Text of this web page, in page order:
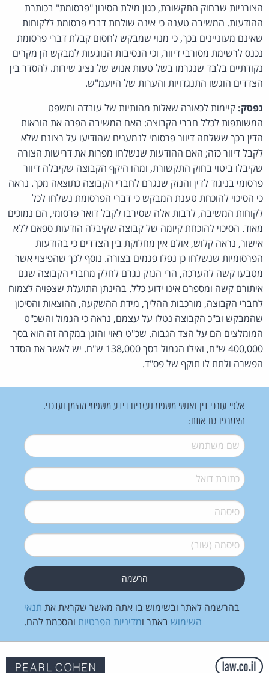
הצורניות שבחוק התקשורת, כגון מילת הסינון "פרסומת" בכותרת
ההודעות. המשיבה טענה כי אינה שולחת דברי פרסומת ללקוחות
שאינם מעוניינים בכך, כי מנוי שמבקש לחסום קבלת דברי פרסומת
נכנס לרשימת מסורבי דיוור, וכי הנסיבות הנוגעות למבקש הן מקרים
נקודתיים בלבד שנגרמו בשל טעות אנוש של נציג שירות. להסדר בין
הצדדים הוגשו התנגדויות והערות של היועמ"ש.
נפסק: קיימות לכאורה שאלות מהותיות של עובדה ומשפט
המשותפות לכלל חברי הקבוצה: האם המשיבה הפרה את הוראות
הדין בכך ששלחה דיוור פרסומי לנמענים שהודיעו על רצונם שלא
לקבל דיוור כזה; האם ההודעות שנשלחו מפרות את דרישות הצורה
שקיבלו ביטוי בחוק התקשורת, ומהו היקף הקבוצה שקיבלה דיוור
פרסומי בניגוד לדין והנזק שנגרם לחברי הקבוצה כתוצאה מכך. נראה
כי הסיכוי להוכחת טענת המבקש כי דברי הפרסומת נשלחו לכל
לקוחות המשיבה, לרבות אלה שסירבו לקבל דואר פרסומי, הם נמוכים
מאוד. הסיכוי להוכחת קיומה של קבוצה שקיבלה הודעות ספאם ללא
אישור, נראה קלוש, אולם אין מחלוקת בין הצדדים כי בהודעות
הפרסומיות שנשלחו כן נפלו פגמים בצורה. נוסף לכך שהפיצוי אשר
מטבעו קשה להערכה, הרי הנזק נגרם לחלק מחברי הקבוצה שגם
איתורם קשה ומספרם אינו ידוע כלל. בהינתן התועלת שצפויה לצמוח
לחברי הקבוצה, מורכבות ההליך, מידת ההשקעה, ההוצאות והסיכון
שהמבקש וב"כ הקבוצה נטלו על עצמם, נראה כי הגמול והשכ"ט
המומלצים הם על הצד הגבוה. שכ"ט ראוי והוגן במקרה זה הוא בסך
400,000 ש"ח, ואילו הגמול בסך 138,000 ש"ח. יש לאשר את הסדר
הפשרה ולתת לו תוקף של פס"ד.
אלפי עורכי דין ואנשי משפט נעזרים בידע משפטי מהימן ועדכני.
הצטרפו גם אתם:
שם משתמש*
דואל*
סיסמה*
סיסמה (שוב)*
בהרשמה לאתר ובשימוש בו אתה מאשר שקראת את תנאי
השימוש באתר ומדיניות הפרטיות והסכמת להם.